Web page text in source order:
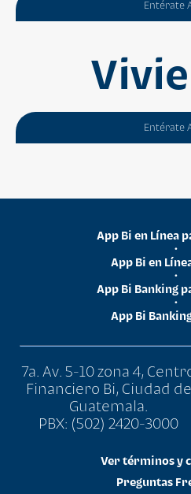
Entérate
Entérate
App Bi en Línea
•
App Bi en
•
App Bi Banking
•
App Bi
7a. Av. 5-10 zona 4,
Financiero Bi, Ciudad de
Guatemala.
PBX: (502) 2420-3000
Ver términos y
Preguntas